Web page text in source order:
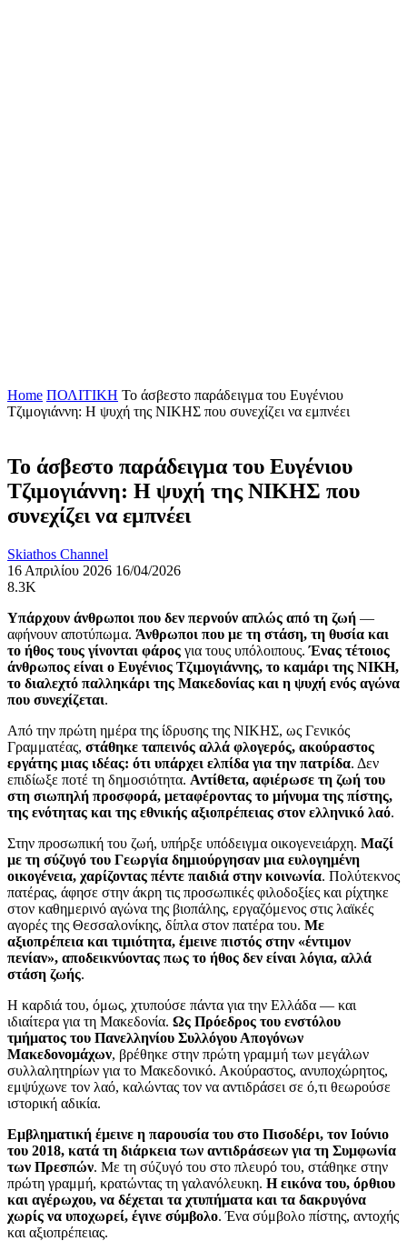
Home ΠΟΛΙΤΙΚΗ Το άσβεστο παράδειγμα του Ευγένιου
Τζιμογιάννη: Η ψυχή της ΝΙΚΗΣ που συνεχίζει να εμπνέει
Το άσβεστο παράδειγμα του Ευγένιου
Τζιμογιάννη: Η ψυχή της ΝΙΚΗΣ που
συνεχίζει να εμπνέει
Skiathos Channel
16 Απριλίου 2026 16/04/2026
8.3K
Υπάρχουν άνθρωποι που δεν περνούν απλώς από τη ζωή —
αφήνουν αποτύπωμα. Άνθρωποι που με τη στάση, τη θυσία και
το ήθος τους γίνονται φάρος για τους υπόλοιπους.Ένας τέτοιος
άνθρωπος είναι ο Ευγένιος Τζιμογιάννης, το καμάρι της ΝΙΚΗ,
το διαλεχτό παλληκάρι της Μακεδονίας και η ψυχή ενός αγώνα
που συνεχίζεται.
Από την πρώτη ημέρα της ίδρυσης της ΝΙΚΗΣ, ως Γενικός
Γραμματέας, στάθηκε ταπεινός αλλά φλογερός, ακούραστος
εργάτης μιας ιδέας: ότι υπάρχει ελπίδα για την πατρίδα. Δεν
επιδίωξε ποτέ τη δημοσιότητα. Αντίθετα, αφιέρωσε τη ζωή του
στη σιωπηλή προσφορά, μεταφέροντας το μήνυμα της πίστης,
της ενότητας και της εθνικής αξιοπρέπειας στον ελληνικό λαό.
Στην προσωπική του ζωή, υπήρξε υπόδειγμα οικογενειάρχη. Μαζί
με τη σύζυγό του Γεωργία δημιούργησαν μια ευλογημένη
οικογένεια, χαρίζοντας πέντε παιδιά στην κοινωνία. Πολύτεκνος
πατέρας, άφησε στην άκρη τις προσωπικές φιλοδοξίες και ρίχτηκε
στον καθημερινό αγώνα της βιοπάλης, εργαζόμενος στις λαϊκές
αγορές της Θεσσαλονίκης, δίπλα στον πατέρα του. Με
αξιοπρέπεια και τιμιότητα, έμεινε πιστός στην «έντιμον
πενίαν», αποδεικνύοντας πως το ήθος δεν είναι λόγια, αλλά
στάση ζωής.
Η καρδιά του, όμως, χτυπούσε πάντα για την Ελλάδα — και
ιδιαίτερα για τη Μακεδονία. Ως Πρόεδρος του ενστόλου
τμήματος του Πανελληνίου Συλλόγου Απογόνων
Μακεδονομάχων, βρέθηκε στην πρώτη γραμμή των μεγάλων
συλλαλητηρίων για το Μακεδονικό. Ακούραστος, ανυποχώρητος,
εμψύχωνε τον λαό, καλώντας τον να αντιδράσει σε ό,τι θεωρούσε
ιστορική αδικία.
Εμβληματική έμεινε η παρουσία του στο Πισοδέρι, τον Ιούνιο
του 2018, κατά τη διάρκεια των αντιδράσεων για τη Συμφωνία
των Πρεσπών. Με τη σύζυγό του στο πλευρό του, στάθηκε στην
πρώτη γραμμή, κρατώντας τη γαλανόλευκη. Η εικόνα του, όρθιου
και αγέρωχου, να δέχεται τα χτυπήματα και τα δακρυγόνα
χωρίς να υποχωρεί, έγινε σύμβολο. Ένα σύμβολο πίστης, αντοχής
και αξιοπρέπειας.